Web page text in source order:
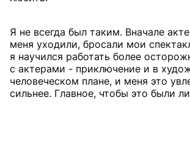
Я не всегда был таким. Вначале
меня уходили, бросали мои
я научился работать более
с актерами - приключение и в
человеческом плане, и меня это
сильнее. Главное, чтобы это были